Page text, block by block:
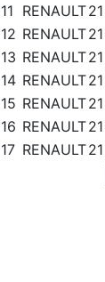
11 RENAULT21
12 RENAULT21
13 RENAULT21
14 RENAULT21
15 RENAULT21
16 RENAULT21
17 RENAULT21